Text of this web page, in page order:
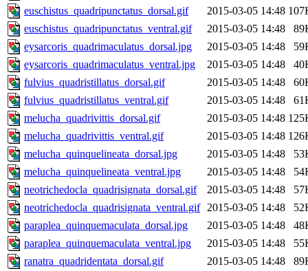
euschistus_quadripunctatus_dorsal.gif
2015-03-05 14:48
euschistus_quadripunctatus_ventral.gif
2015-03-05 14:48
eysarcoris_quadrimaculatus_dorsal.jpg
2015-03-05 14:48
eysarcoris_quadrimaculatus_ventral.jpg
2015-03-05 14:48
fulvius_quadristillatus_dorsal.gif
2015-03-05 14:48
fulvius_quadristillatus_ventral.gif
2015-03-05 14:48
melucha_quadrivittis_dorsal.gif
2015-03-05 14:48
melucha_quadrivittis_ventral.gif
2015-03-05 14:48
melucha_quinquelineata_dorsal.jpg
2015-03-05 14:48
melucha_quinquelineata_ventral.jpg
2015-03-05 14:48
neotrichedocla_quadrisignata_dorsal.gif
2015-03-05 14:48
neotrichedocla_quadrisignata_ventral.gif 2015-03-05 14:48
paraplea_quinquemaculata_dorsal.jpg
2015-03-05 14:48
paraplea_quinquemaculata_ventral.jpg
2015-03-05 14:48
ranatra_quadridentata_dorsal.gif
2015-03-05 14:48